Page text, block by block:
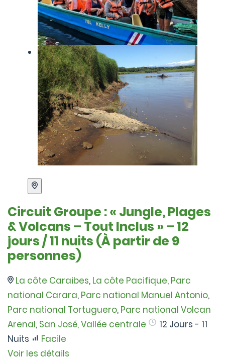
Circuit Groupe : « Jungle, Plages
& Volcans – Tout Inclus » – 12
jours / 11 nuits (À partir de 9
personnes)
La côte Caraibes, La côte Pacifique, Parc
national Carara, Parc national Manuel Antonio,
Parc national Tortuguero, Parc national Volcan
Arenal, San José, Vallée centrale
12 Jours - 11
Nuits
Facile
Voir les détails